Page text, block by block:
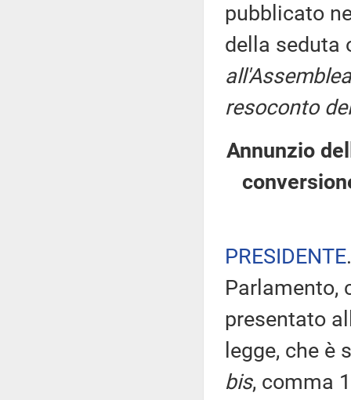
pubblicato
della seduta
resoconto
Annunzio
PRESIDENTE
Parlamento,
presentato
legge, che
bis, comma